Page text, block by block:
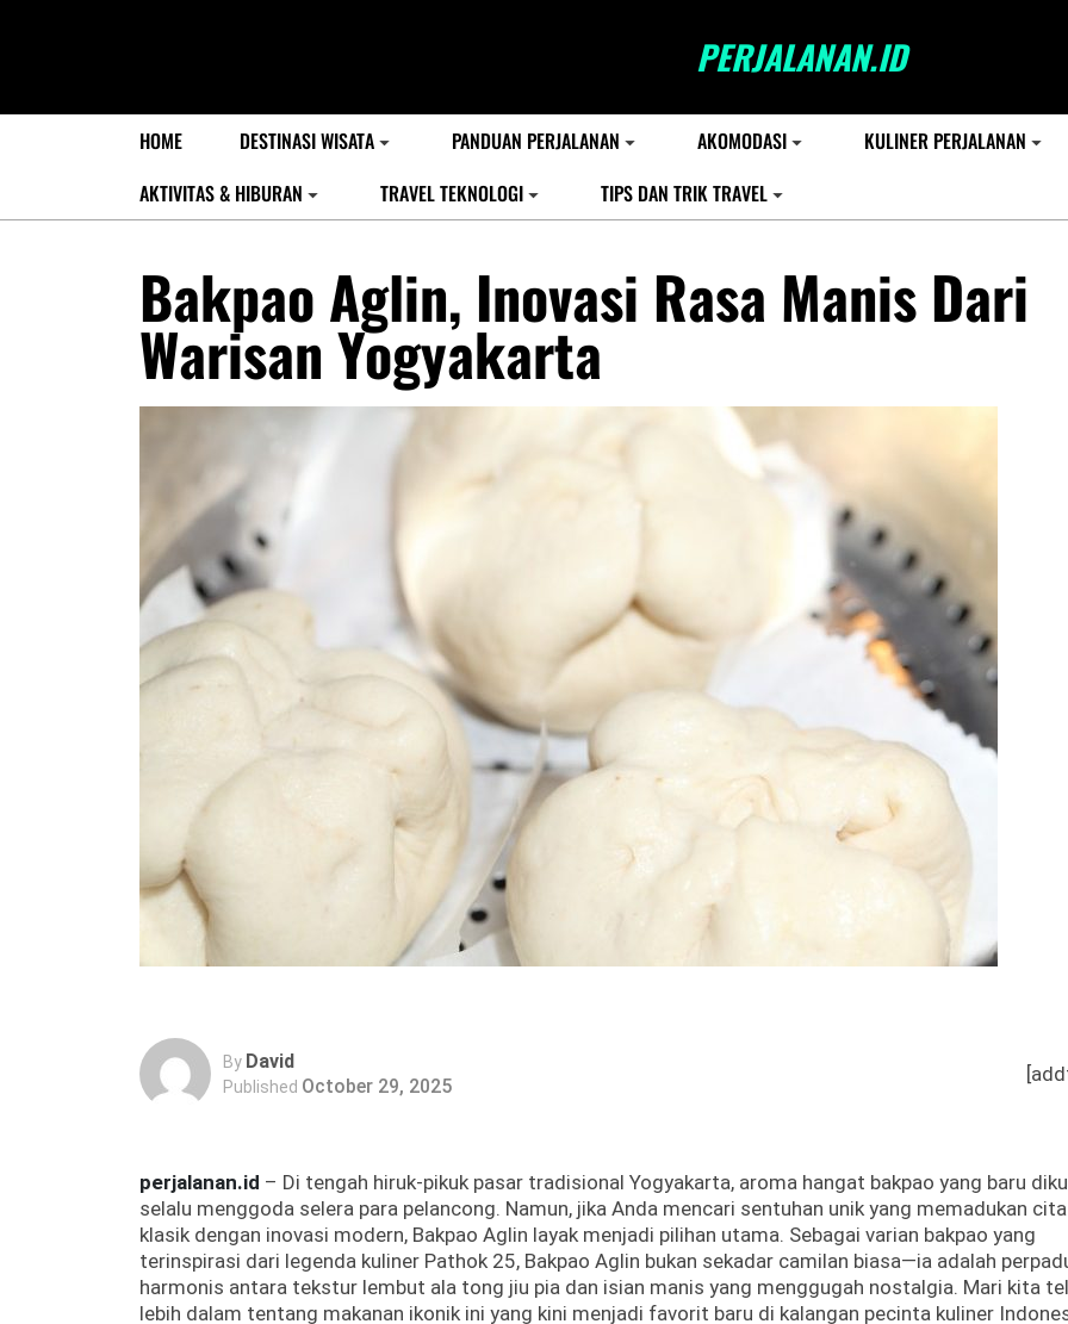
PERJALANAN.ID
HOME DESTINASI WISATA PANDUAN PERJALANAN AKOMODASI
KULINER PERJALANAN
AKTIVITAS & HIBURAN
TRAVEL TEKNOLOGI TIPS DAN TRIK TRAVEL
Bakpao Aglin, Inovasi Rasa Manis Dari
Warisan Yogyakarta
By David
Published October 29, 2025
perjalanan.id – Di tengah hiruk-pikuk pasar tradisional Yogyakarta, aroma hangat bakpao yang baru
selalu menggoda selera para pelancong. Namun, jika Anda mencari sentuhan unik yang memadukan
klasik dengan inovasi modern, Bakpao Aglin layak menjadi pilihan utama. Sebagai varian bakpao yang
terinspirasi dari legenda kuliner Pathok 25, Bakpao Aglin bukan sekadar camilan biasa—ia adalah
harmonis antara tekstur lembut ala tong jiu pia dan isian manis yang menggugah nostalgia. Mari kita
lebih dalam tentang makanan ikonik ini yang kini menjadi favorit baru di kalangan pecinta kuliner